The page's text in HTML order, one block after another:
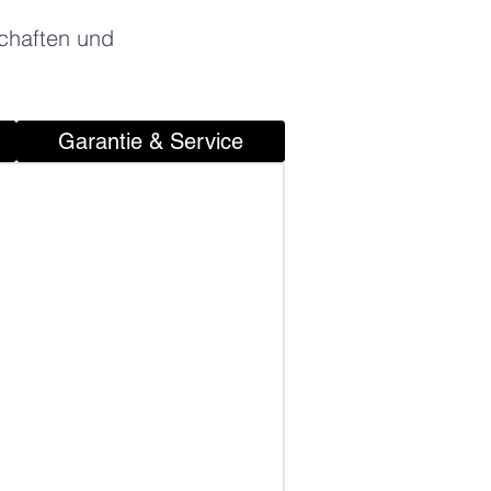
und
Garantie & Service